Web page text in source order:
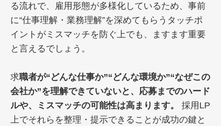
る流れで、雇用形態が多様化しているため、事前
に“仕事理解・業務理解”を深めてもらうタッチポ
イントがミスマッチを防ぐ上でも、ますます重要
と言えるでしょう。
求職者が“どんな仕事か”“どんな環境か”“なぜこの
会社か”を理解できていないと、応募までのハード
ルや、ミスマッチの可能性は高まります。
採用LP
上でそれらを整理・提示できることが成功の鍵と